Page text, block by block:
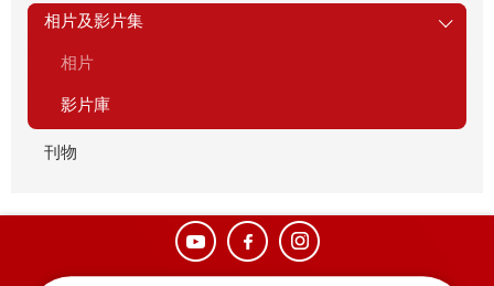
相片及影片集
相片
影片庫
刊物